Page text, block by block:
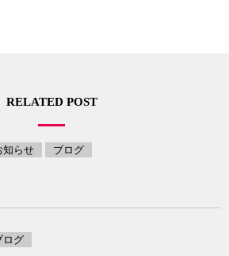
RELATED POST
知らせ ブログ
ログ